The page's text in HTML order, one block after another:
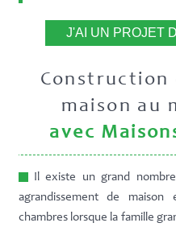
J'AI UN PROJET
Construction
maison au
avec
Il existe un grand
agrandissement de maison
chambres lorsque la famille